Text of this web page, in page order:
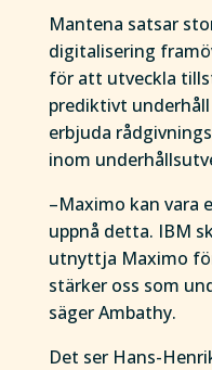
Mantena satsar
digitalisering
för att utveckla
prediktivt
erbjuda
inom
–Maximo kan vara
uppnå detta. IBM
utnyttja Maximo
stärker oss som
säger Ambathy.
Det ser Hans-